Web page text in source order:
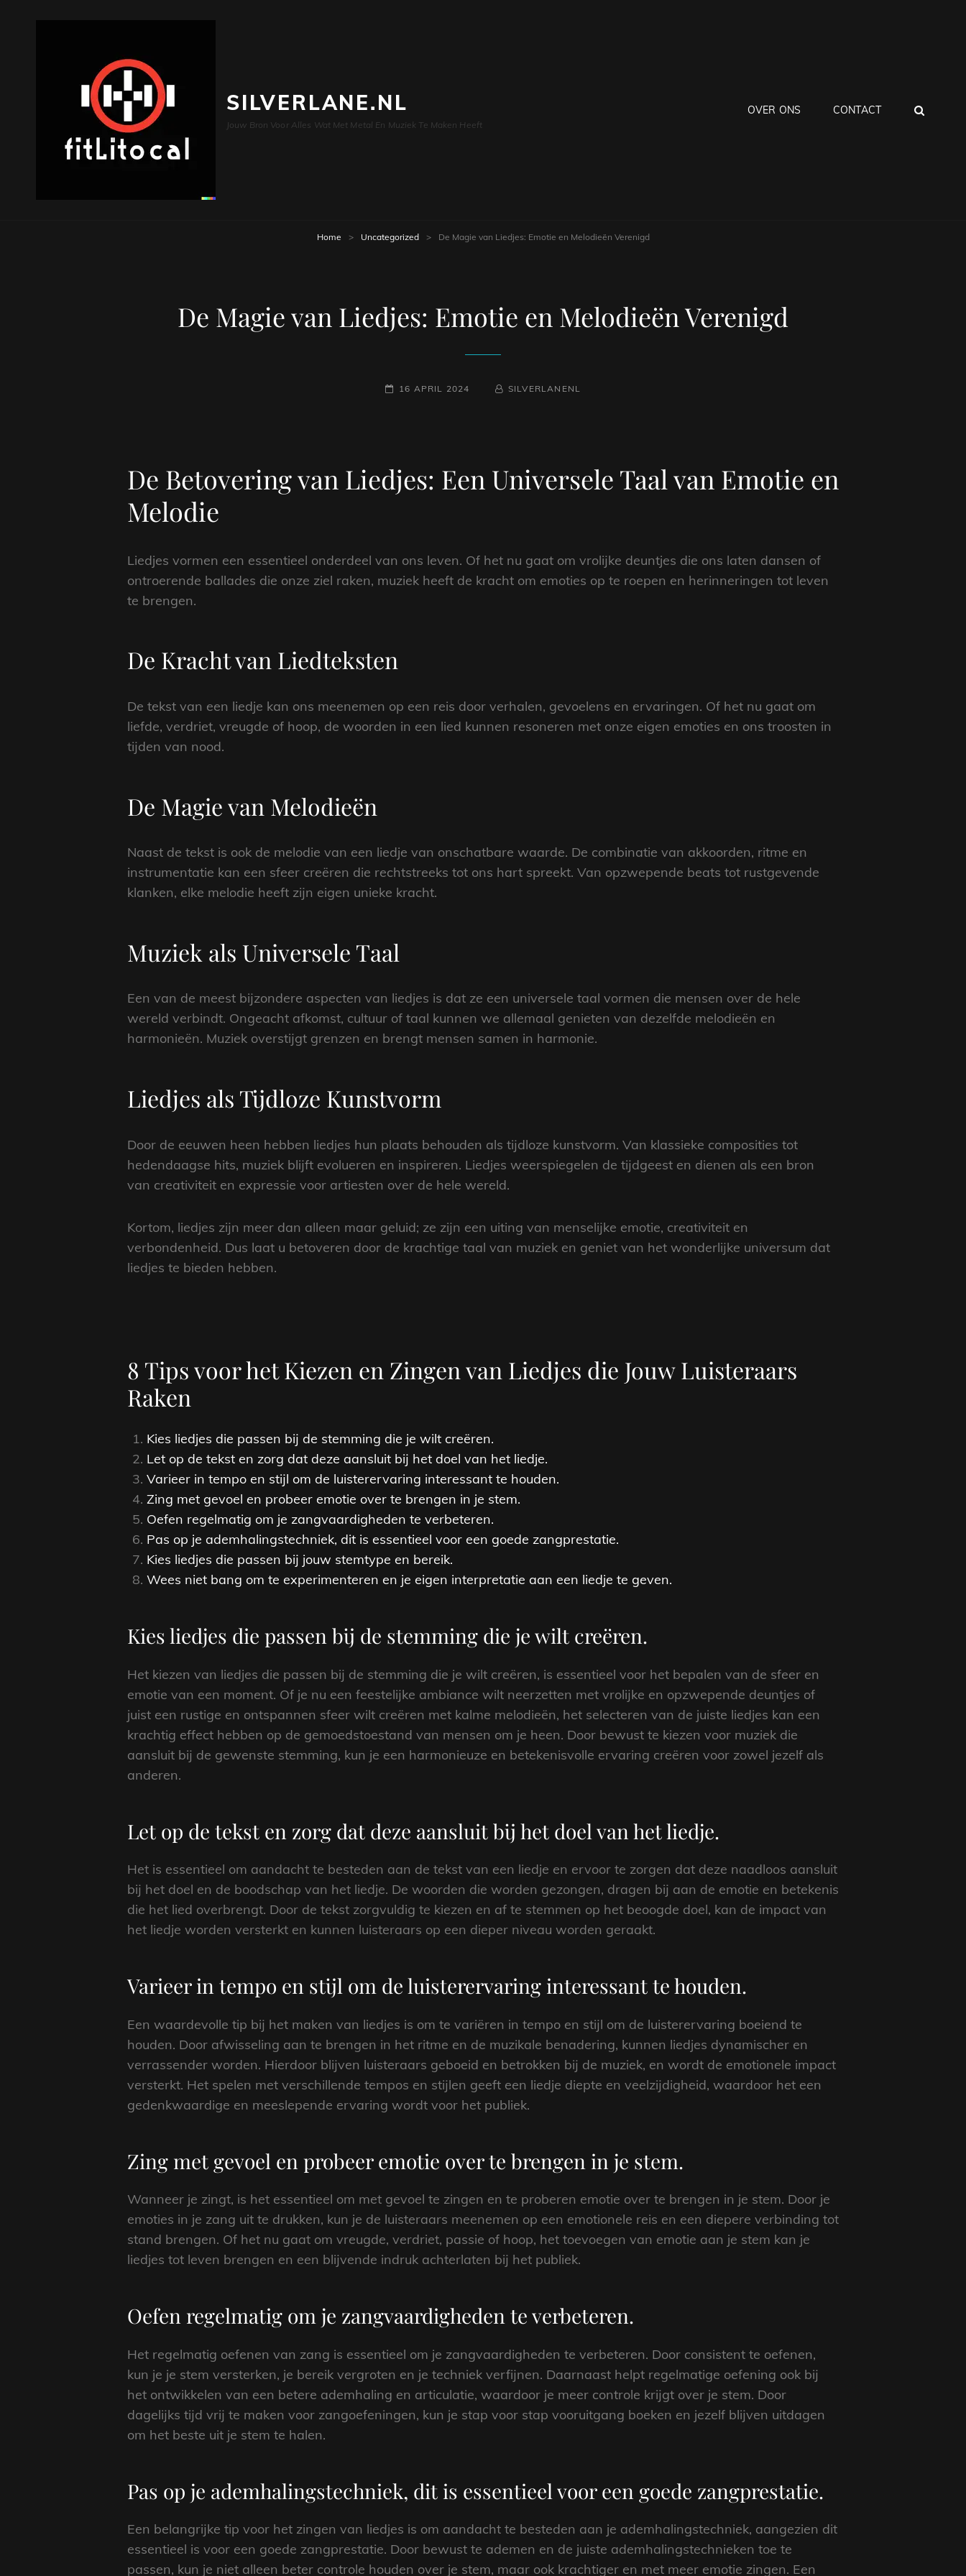
SILVERLANE.NL
Jouw Bron Voor Alles Wat Met Metal En Muziek Te Maken Heeft
OVER ONS CONTACT
Home > Uncategorized > De Magie van Liedjes: Emotie en Melodieën Verenigd
De Magie van Liedjes: Emotie en Melodieën Verenigd
GEPLAATST
16 APRIL 2024 NAAMREGEL
BYLINE
SILVERLANENL
De Betovering van Liedjes: Een Universele Taal van Emotie en
Melodie
Liedjes vormen een essentieel onderdeel van ons leven. Of het nu gaat om vrolijke deuntjes die ons laten dansen of
ontroerende ballades die onze ziel raken, muziek heeft de kracht om emoties op te roepen en herinneringen tot leven
te brengen.
De Kracht van Liedteksten
De tekst van een liedje kan ons meenemen op een reis door verhalen, gevoelens en ervaringen. Of het nu gaat om
liefde, verdriet, vreugde of hoop, de woorden in een lied kunnen resoneren met onze eigen emoties en ons troosten in
tijden van nood.
De Magie van Melodieën
Naast de tekst is ook de melodie van een liedje van onschatbare waarde. De combinatie van akkoorden, ritme en
instrumentatie kan een sfeer creëren die rechtstreeks tot ons hart spreekt. Van opzwepende beats tot rustgevende
klanken, elke melodie heeft zijn eigen unieke kracht.
Muziek als Universele Taal
Een van de meest bijzondere aspecten van liedjes is dat ze een universele taal vormen die mensen over de hele
wereld verbindt. Ongeacht afkomst, cultuur of taal kunnen we allemaal genieten van dezelfde melodieën en
harmonieën. Muziek overstijgt grenzen en brengt mensen samen in harmonie.
Liedjes als Tijdloze Kunstvorm
Door de eeuwen heen hebben liedjes hun plaats behouden als tijdloze kunstvorm. Van klassieke composities tot
hedendaagse hits, muziek blijft evolueren en inspireren. Liedjes weerspiegelen de tijdgeest en dienen als een bron
van creativiteit en expressie voor artiesten over de hele wereld.
Kortom, liedjes zijn meer dan alleen maar geluid; ze zijn een uiting van menselijke emotie, creativiteit en
verbondenheid. Dus laat u betoveren door de krachtige taal van muziek en geniet van het wonderlijke universum dat
liedjes te bieden hebben.
8 Tips voor het Kiezen en Zingen van Liedjes die Jouw Luisteraars
Raken
Kies liedjes die passen bij de stemming die je wilt creëren.
Let op de tekst en zorg dat deze aansluit bij het doel van het liedje.
Varieer in tempo en stijl om de luisterervaring interessant te houden.
Zing met gevoel en probeer emotie over te brengen in je stem.
Oefen regelmatig om je zangvaardigheden te verbeteren.
Pas op je ademhalingstechniek, dit is essentieel voor een goede zangprestatie.
Kies liedjes die passen bij jouw stemtype en bereik.
Wees niet bang om te experimenteren en je eigen interpretatie aan een liedje te geven.
Kies liedjes die passen bij de stemming die je wilt creëren.
Het kiezen van liedjes die passen bij de stemming die je wilt creëren, is essentieel voor het bepalen van de sfeer en
emotie van een moment. Of je nu een feestelijke ambiance wilt neerzetten met vrolijke en opzwepende deuntjes of
juist een rustige en ontspannen sfeer wilt creëren met kalme melodieën, het selecteren van de juiste liedjes kan een
krachtig effect hebben op de gemoedstoestand van mensen om je heen. Door bewust te kiezen voor muziek die
aansluit bij de gewenste stemming, kun je een harmonieuze en betekenisvolle ervaring creëren voor zowel jezelf als
anderen.
Let op de tekst en zorg dat deze aansluit bij het doel van het liedje.
Het is essentieel om aandacht te besteden aan de tekst van een liedje en ervoor te zorgen dat deze naadloos aansluit
bij het doel en de boodschap van het liedje. De woorden die worden gezongen, dragen bij aan de emotie en betekenis
die het lied overbrengt. Door de tekst zorgvuldig te kiezen en af te stemmen op het beoogde doel, kan de impact van
het liedje worden versterkt en kunnen luisteraars op een dieper niveau worden geraakt.
Varieer in tempo en stijl om de luisterervaring interessant te houden.
Een waardevolle tip bij het maken van liedjes is om te variëren in tempo en stijl om de luisterervaring boeiend te
houden. Door afwisseling aan te brengen in het ritme en de muzikale benadering, kunnen liedjes dynamischer en
verrassender worden. Hierdoor blijven luisteraars geboeid en betrokken bij de muziek, en wordt de emotionele impact
versterkt. Het spelen met verschillende tempos en stijlen geeft een liedje diepte en veelzijdigheid, waardoor het een
gedenkwaardige en meeslepende ervaring wordt voor het publiek.
Zing met gevoel en probeer emotie over te brengen in je stem.
Wanneer je zingt, is het essentieel om met gevoel te zingen en te proberen emotie over te brengen in je stem. Door je
emoties in je zang uit te drukken, kun je de luisteraars meenemen op een emotionele reis en een diepere verbinding tot
stand brengen. Of het nu gaat om vreugde, verdriet, passie of hoop, het toevoegen van emotie aan je stem kan je
liedjes tot leven brengen en een blijvende indruk achterlaten bij het publiek.
Oefen regelmatig om je zangvaardigheden te verbeteren.
Het regelmatig oefenen van zang is essentieel om je zangvaardigheden te verbeteren. Door consistent te oefenen,
kun je je stem versterken, je bereik vergroten en je techniek verfijnen. Daarnaast helpt regelmatige oefening ook bij
het ontwikkelen van een betere ademhaling en articulatie, waardoor je meer controle krijgt over je stem. Door
dagelijks tijd vrij te maken voor zangoefeningen, kun je stap voor stap vooruitgang boeken en jezelf blijven uitdagen
om het beste uit je stem te halen.
Pas op je ademhalingstechniek, dit is essentieel voor een goede zangprestatie.
Een belangrijke tip voor het zingen van liedjes is om aandacht te besteden aan je ademhalingstechniek, aangezien dit
essentieel is voor een goede zangprestatie. Door bewust te ademen en de juiste ademhalingstechnieken toe te
passen, kun je niet alleen beter controle houden over je stem, maar ook krachtiger en met meer emotie zingen. Een